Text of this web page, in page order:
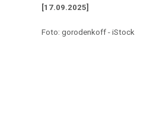
[17.09.2025]
Foto: gorodenkoff - iStock